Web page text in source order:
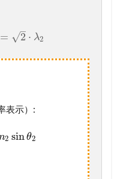
= 2
–
√ ⋅ λ2
表示）:
2 sinθ2